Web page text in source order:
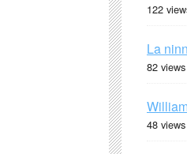
122
La
82 views
48 views